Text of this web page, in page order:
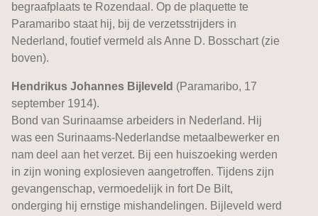
begraafplaats te Rozendaal. Op de plaquette te
Paramaribo staat hij, bij de verzetsstrijders in
Nederland, foutief vermeld als Anne D. Bosschart (zie
boven).
Hendrikus Johannes Bijleveld (Paramaribo, 17
september 1914).
Bond van Surinaamse arbeiders in Nederland. Hij
was een Surinaams-Nederlandse metaalbewerker en
nam deel aan het verzet. Bij een huiszoeking werden
in zijn woning explosieven aangetroffen. Tijdens zijn
gevangenschap, vermoedelijk in fort De Bilt,
onderging hij ernstige mishandelingen. Bijleveld werd